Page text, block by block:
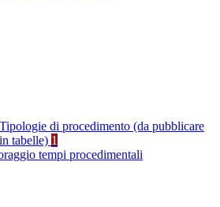
Tipologie di procedimento (da pubblicare
in tabelle) 1
tempi procedimentali